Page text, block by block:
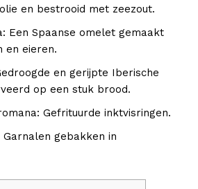
en bestrooid met zeezout.
Een Spaanse omelet gemaakt
en eieren.
en gerijpte Iberische
op een stuk brood.
Gefrituurde inktvisringen.
gebakken in